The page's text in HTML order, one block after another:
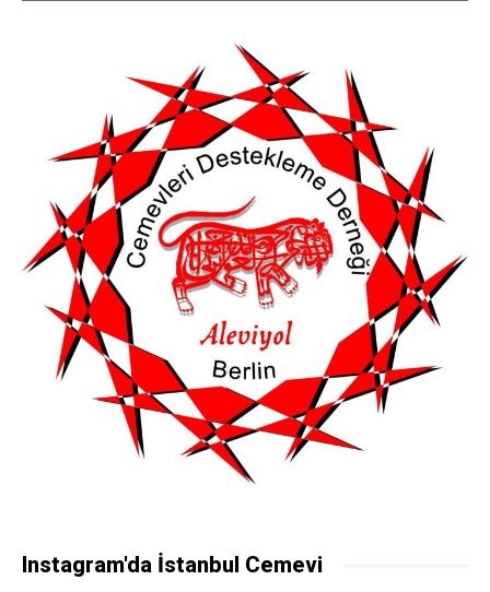
Instagram'da İstanbul Cemevi